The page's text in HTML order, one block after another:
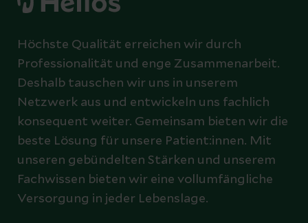
Höchste Qualität erreichen wir durch
Professionalität und enge Zusammenarbeit.
Deshalb tauschen wir uns in unserem
Netzwerk aus und entwickeln uns fachlich
konsequent weiter. Gemeinsam bieten wir die
beste Lösung für unsere Patient:innen. Mit
unseren gebündelten Stärken und unserem
Fachwissen bieten wir eine vollumfängliche
Versorgung in jeder Lebenslage.